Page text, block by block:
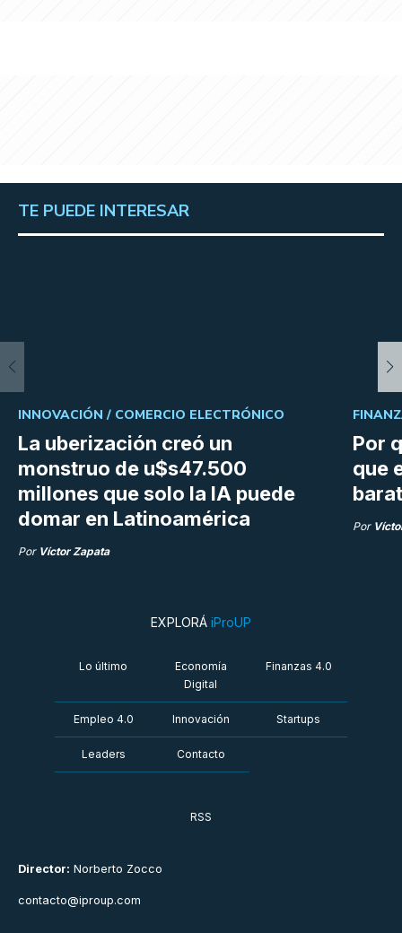
TE PUEDE INTERESAR
La uberización creó un
monstruo de u$s47.500
millones que solo la IA puede
domar en Latinoamérica
INNOVACIÓN / COMERCIO ELECTRÓNICO
Por Víctor Zapata
Por
que
Por
Director: Norberto Zocco
contacto@iproup.com
EXPLORÁ iProUP
Lo último
Economía
Digital
Finanzas 4.0
Empleo 4.0 Innovación Startups
Leaders Contacto
RSS